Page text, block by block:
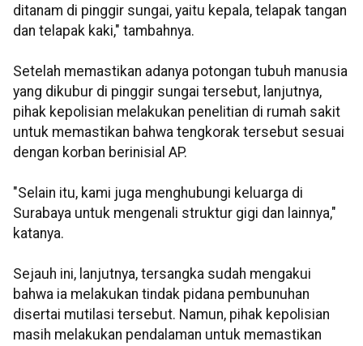
ditanam di pinggir sungai, yaitu kepala, telapak tangan
dan telapak kaki," tambahnya.
Setelah memastikan adanya potongan tubuh manusia
yang dikubur di pinggir sungai tersebut, lanjutnya,
pihak kepolisian melakukan penelitian di rumah sakit
untuk memastikan bahwa tengkorak tersebut sesuai
dengan korban berinisial AP.
"Selain itu, kami juga menghubungi keluarga di
Surabaya untuk mengenali struktur gigi dan lainnya,"
katanya.
Sejauh ini, lanjutnya, tersangka sudah mengakui
bahwa ia melakukan tindak pidana pembunuhan
disertai mutilasi tersebut. Namun, pihak kepolisian
masih melakukan pendalaman untuk memastikan